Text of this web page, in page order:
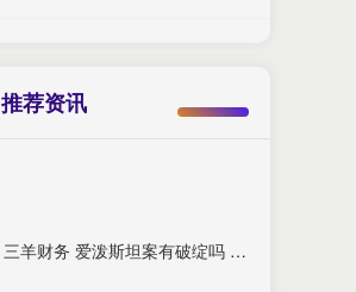
推荐资讯
三羊财务 爱泼斯坦案有破绽吗 档案解封引发全球震动